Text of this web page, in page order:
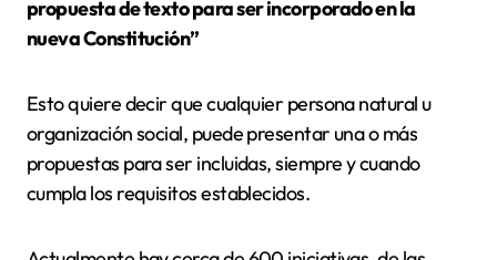
propuesta de texto para ser incorporado en la
nueva Constitución”
Esto quiere decir que cualquier persona natural u
organización social, puede presentar una o más
propuestas para ser incluidas, siempre y cuando
cumpla los requisitos establecidos.